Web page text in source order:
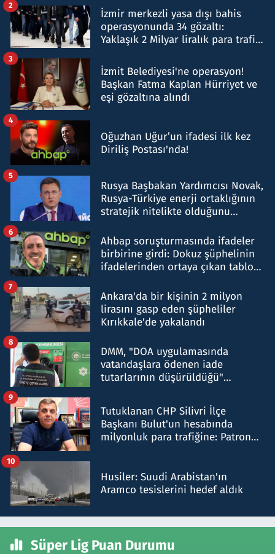
İzmir merkezli yasa dışı bahis
operasyonunda 34 gözaltı:
Yaklaşık 2 Milyar liralık para trafiği
2
İzmit Belediyesi'ne operasyon!
Başkan Fatma Kaplan Hürriyet ve
eşi gözaltına alındı
3
Oğuzhan Uğur’un ifadesi ilk kez
Diriliş Postası'nda!
4
Rusya Başbakan Yardımcısı Novak,
Rusya-Türkiye enerji ortaklığının
stratejik nitelikte olduğunu
5
Ahbap soruşturmasında ifadeler
birbirine girdi: Dokuz şüphelinin
ifadelerinden ortaya çıkan tablo
6
Ankara'da bir kişinin 2 milyon
lirasını gasp eden şüpheliler
Kırıkkale'de yakalandı
7
DMM, "DOA uygulamasında
vatandaşlara ödenen iade
tutarlarının düşürüldüğü"
8
Tutuklanan CHP Silivri İlçe
Başkanı Bulut'un hesabında
milyonluk para trafiğine: Patron
9
Husiler: Suudi Arabistan'ın
Aramco tesislerini hedef aldık
10
Süper Lig Puan Durumu